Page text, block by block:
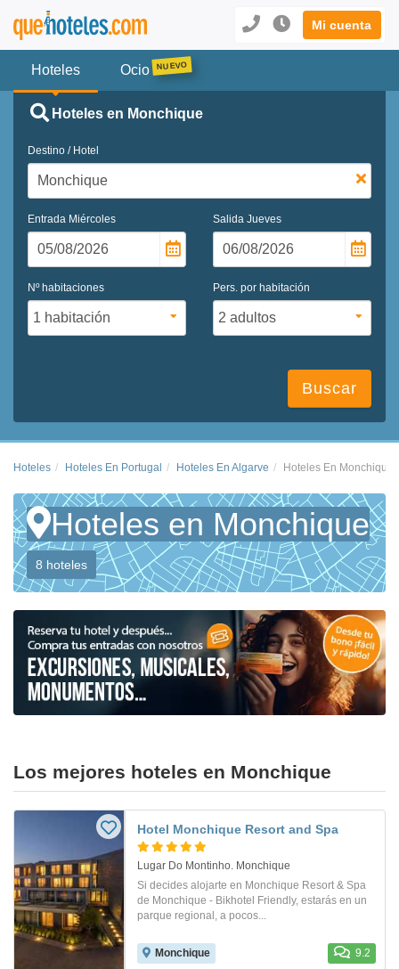
Mi cuenta
Hoteles Ocio
Hoteles en Monchique
Destino / Hotel
Entrada Miércoles Salida Jueves
Nº habitaciones Pers. por habitación
Buscar
Hoteles Hoteles En Portugal Hoteles En Algarve Hoteles En Monchique
Hoteles en Monchique
8 hoteles
Los mejores hoteles en Monchique
Hotel Monchique Resort and Spa
Lugar Do Montinho. Monchique
Si decides alojarte en Monchique Resort & Spa
de Monchique - Bikhotel Friendly, estarás en un
parque regional, a pocos...
Monchique 9.2